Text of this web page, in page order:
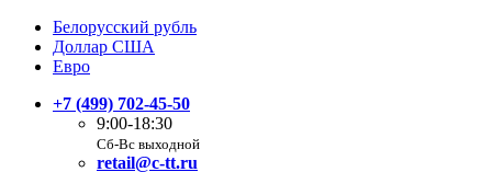
Белорусский рубль
Доллар США
Евро
+7 (499) 702-45-50
9:00-18:30
Сб-Вс выходной
retail@c-tt.ru